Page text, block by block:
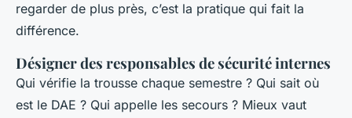
regarder de plus près, c’est la pratique qui fait la
différence.
Désigner des responsables de sécurité internes
Qui vérifie la trousse chaque semestre ? Qui sait où
est le DAE ? Qui appelle les secours ? Mieux vaut